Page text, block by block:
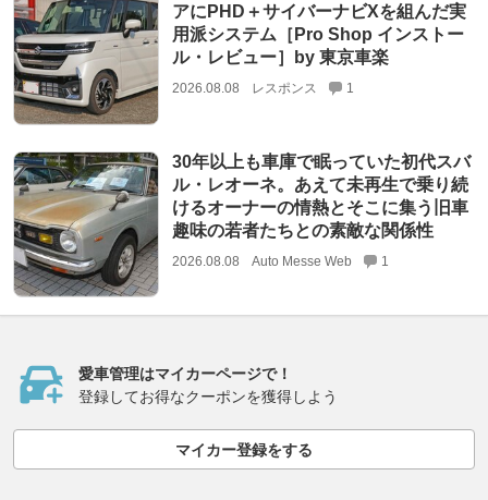
アにPHD＋サイバーナビXを組んだ実
用派システム［Pro Shop インストー
ル・レビュー］by 東京車楽
2026.08.08 レスポンス 1
30年以上も車庫で眠っていた初代スバ
ル・レオーネ。あえて未再生で乗り続
けるオーナーの情熱とそこに集う旧車
趣味の若者たちとの素敵な関係性
2026.08.08 Auto Messe Web 1
愛車管理はマイカーページで！
登録してお得なクーポンを獲得しよう
マイカー登録をする